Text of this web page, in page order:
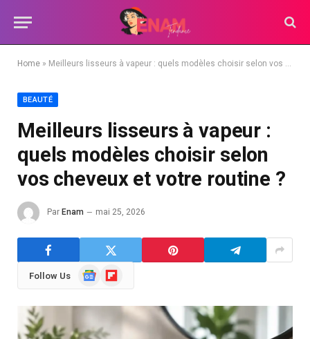
Home » Meilleurs lisseurs à vapeur : quels modèles choisir selon vos cheveux et votre routine ?
BEAUTÉ
Meilleurs lisseurs à vapeur :
quels modèles choisir selon
vos cheveux et votre routine ?
Par Enam mai 25, 2026
Follow Us
GoogleFlipboard